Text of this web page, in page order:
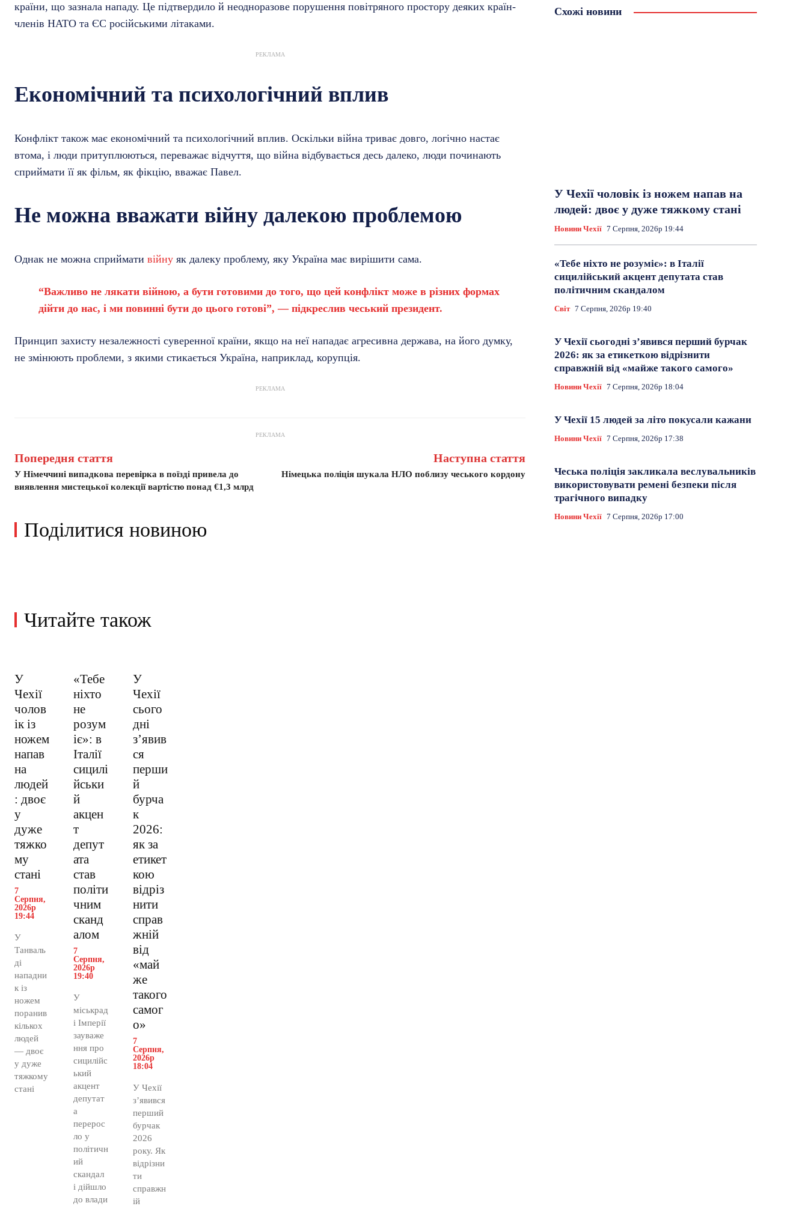
країни, що зазнала нападу. Це підтвердило й неодноразове порушення повітряного простору деяких країн-
членів НАТО та ЄС російськими літаками.
РЕКЛАМА
Економічний та психологічний вплив
Конфлікт також має економічний та психологічний вплив. Оскільки війна триває довго, логічно настає
втома, і люди притуплюються, переважає відчуття, що війна відбувається десь далеко, люди починають
сприймати її як фільм, як фікцію, вважає Павел.
Не можна вважати війну далекою проблемою
Однак не можна сприймати війну як далеку проблему, яку Україна має вирішити сама.
“Важливо не лякати війною, а бути готовими до того, що цей конфлікт може в різних формах
дійти до нас, і ми повинні бути до цього готові”, — підкреслив чеський президент.
Принцип захисту незалежності суверенної країни, якщо на неї нападає агресивна держава, на його думку,
не змінюють проблеми, з якими стикається Україна, наприклад, корупція.
РЕКЛАМА
РЕКЛАМА
Попередня стаття
У Німеччині випадкова перевірка в поїзді привела до
виявлення мистецької колекції вартістю понад €1,3 млрд
Наступна стаття
Німецька поліція шукала НЛО поблизу чеського кордону
Поділитися новиною
Читайте також
У
Чехії
чолов
ік із
ножем
напав
на
людей
: двоє
у
дуже
тяжко
му
стані
7
Серпня,
2026р
19:44
У
Танваль
ді
нападни
к із
ножем
поранив
кількох
людей
— двоє
у дуже
тяжкому
стані
«Тебе
ніхто
не
розум
іє»: в
Італії
сицилі
йськи
й
акцен
т
депут
ата
став
політи
чним
сканд
алом
7
Серпня,
2026р
19:40
У
міськрад
і Імперії
зауваже
ння про
сицилійс
ький
акцент
депутат
а
перерос
ло у
політичн
ий
скандал
і дійшло
до влади
У
Чехії
сього
дні
з’явив
ся
перши
й
бурча
к
2026:
як за
етикет
кою
відріз
нити
справ
жній
від
«май
же
такого
самог
о»
7
Серпня,
2026р
18:04
У Чехії
з’явився
перший
бурчак
2026
року. Як
відрізни
ти
справжн
ій
Схожі новини
У Чехії чоловік із ножем напав на
людей: двоє у дуже тяжкому стані
Новини Чехії 7 Серпня, 2026р 19:44
«Тебе ніхто не розуміє»: в Італії
сицилійський акцент депутата став
політичним скандалом
Світ 7 Серпня, 2026р 19:40
У Чехії сьогодні з’явився перший бурчак
2026: як за етикеткою відрізнити
справжній від «майже такого самого»
Новини Чехії 7 Серпня, 2026р 18:04
У Чехії 15 людей за літо покусали кажани
Новини Чехії 7 Серпня, 2026р 17:38
Чеська поліція закликала веслувальників
використовувати ремені безпеки після
трагічного випадку
Новини Чехії 7 Серпня, 2026р 17:00